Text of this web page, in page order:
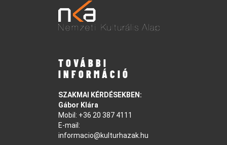
TOVÁBBI
INFORMÁCIÓ
SZAKMAI KÉRDÉSEKBEN:
Gábor Klára
Mobil: +36 20 387 4111
E-mail:
informacio@kulturhazak.hu